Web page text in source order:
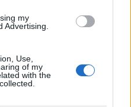
my
Advertising.
Use,
of my
with the
CLASSICA